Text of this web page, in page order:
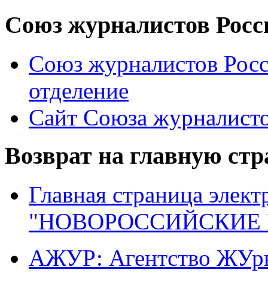
Союз журналистов
Союз журналистов
отделение
Сайт Союза
Возврат на главную
Главная страница
"НОВОРОССИЙСКИЕ
АЖУР: Агентство